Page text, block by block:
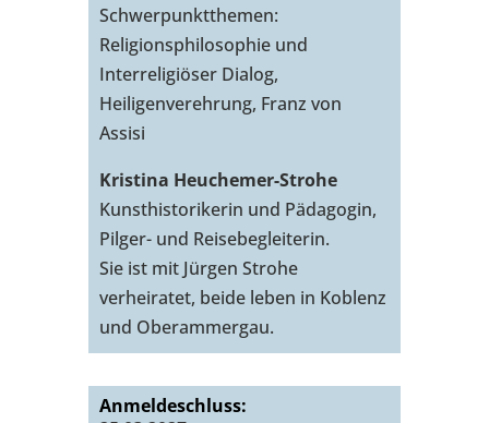
Schwerpunktthemen:
Religionsphilosophie und
Interreligiöser Dialog,
Heiligenverehrung, Franz von
Assisi
Kristina Heuchemer-Strohe
Kunsthistorikerin und Pädagogin,
Pilger- und Reisebegleiterin.
Sie ist mit Jürgen Strohe
verheiratet, beide leben in Koblenz
und Oberammergau.
Anmeldeschluss: